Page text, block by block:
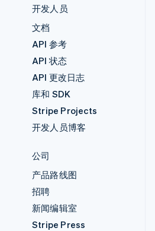
开发人员
文档
API 参考
API 状态
API 更改日志
库和 SDK
Stripe Projects
开发人员博客
公司
产品路线图
招聘
新闻编辑室
Stripe Press